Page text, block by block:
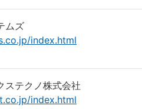
ムズ
index.html
ステクノ株式会社
index.html